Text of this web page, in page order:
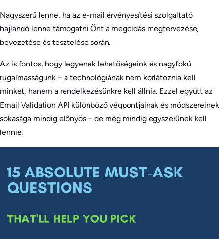
Nagyszerű lenne, ha az e-mail érvényesítési szolgáltató
hajlandó lenne támogatni Önt a megoldás megtervezése,
bevezetése és tesztelése során.
Az is fontos, hogy legyenek lehetőségeink és nagyfokú
rugalmasságunk – a technológiának nem korlátoznia kell
minket, hanem a rendelkezésünkre kell állnia. Ezzel együtt az
Email Validation API különböző végpontjainak és módszereinek
sokasága mindig előnyös – de még mindig egyszerűnek kell
lennie.